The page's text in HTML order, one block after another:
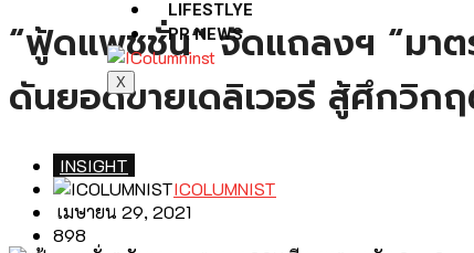
LIFESTLYE
PR NEWS
X
“ฟู้ดแพชชั่น” จัดแถลงฯ “มาต
ดันยอดขายเดลิเวอรี สู้ศึกวิก
INSIGHT
ICOLUMNIST
เมษายน 29, 2021
898